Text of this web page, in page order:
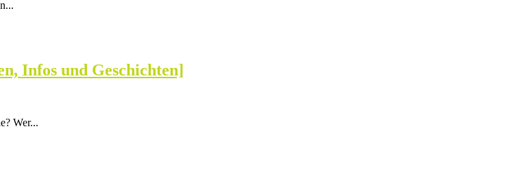
Infos und Geschichten]
Wer...